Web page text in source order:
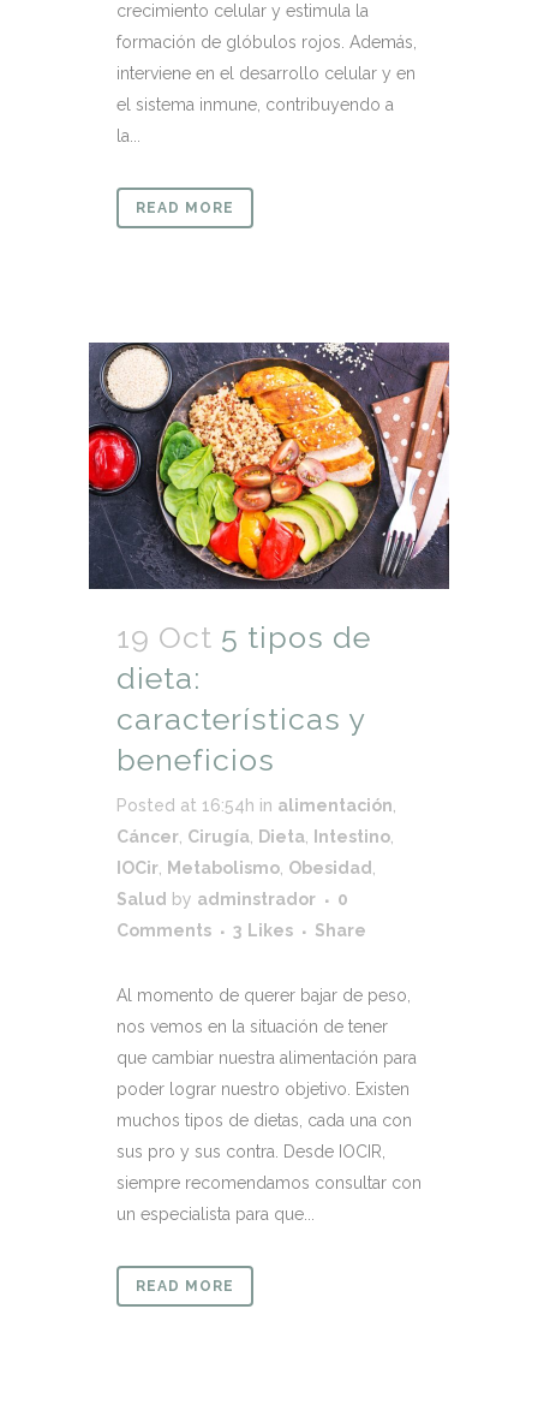
crecimiento celular y estimula la
formación de glóbulos rojos. Además,
interviene en el desarrollo celular y en
el sistema inmune, contribuyendo a
la...
READ MORE
19 Oct 5 tipos de
dieta:
características y
beneficios
Posted at 16:54h in alimentación,
Cáncer, Cirugía, Dieta, Intestino,
IOCir, Metabolismo, Obesidad,
Salud by adminstrador
0
Comments
3 Likes Share
Al momento de querer bajar de peso,
nos vemos en la situación de tener
que cambiar nuestra alimentación para
poder lograr nuestro objetivo. Existen
muchos tipos de dietas, cada una con
sus pro y sus contra. Desde IOCIR,
siempre recomendamos consultar con
un especialista para que...
READ MORE